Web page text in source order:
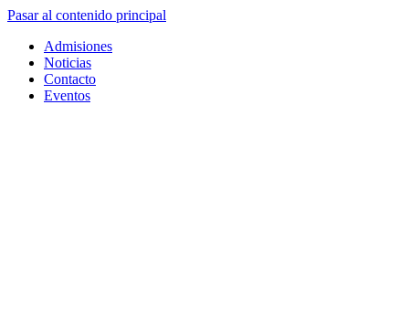
Pasar al contenido principal
Admisiones
Noticias
Contacto
Eventos